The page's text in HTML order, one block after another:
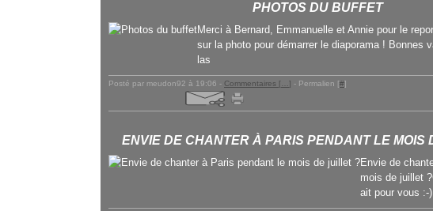
PHOTOS DU BUFFET
Merci à Bernard, Emmanuelle et Annie pour le
sur la photo pour démarrer le diaporama ! Bonnes
las
Posté par meudon92 à 19:06 - Commentaires [ ] - Permalien [#]
ENVIE DE CHANTER À PARIS PENDANT LE MOIS
Envie de
mois de juillet
ait pour vous :-)